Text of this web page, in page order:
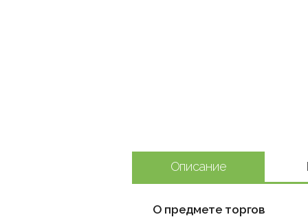
Описание
О предмете торгов